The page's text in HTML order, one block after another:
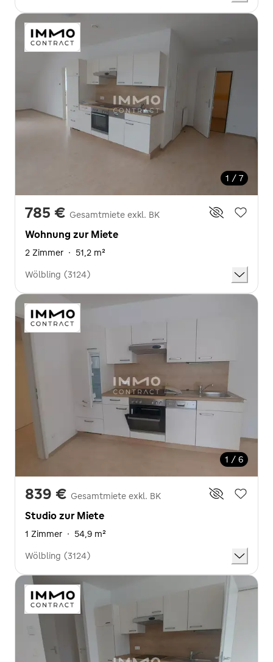
1 / 7
785 € Gesamtmiete exkl. BK
Wohnung zur Miete
2 Zimmer · 51,2 m²
Wölbling (3124)
1 / 6
839 € Gesamtmiete exkl. BK
Studio zur Miete
1 Zimmer · 54,9 m²
Wölbling (3124)